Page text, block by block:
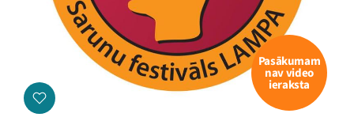
Pasākumam
nav video
ieraksta